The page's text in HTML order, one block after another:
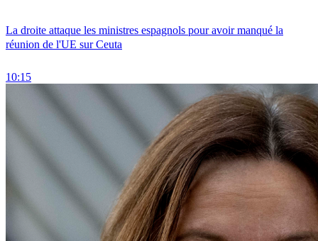
La droite attaque les ministres espagnols pour avoir manqué la
réunion de l'UE sur Ceuta
10:15